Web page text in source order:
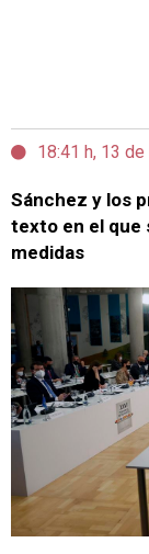
18:41 h, 13
Sánchez y los
texto en el que
medidas